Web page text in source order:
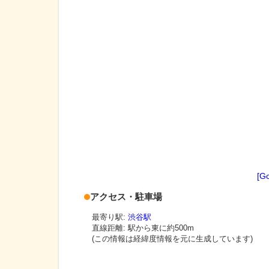
アクセス・駐車場
最寄り駅: 渋谷駅
直線距離: 駅から東に約500m
(この情報は経緯度情報を元に生成しています)